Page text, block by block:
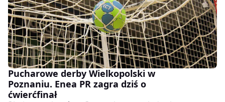
Pucharowe derby Wielkopolski w
Poznaniu. Enea PR zagra dziś o
ćwierćfinał